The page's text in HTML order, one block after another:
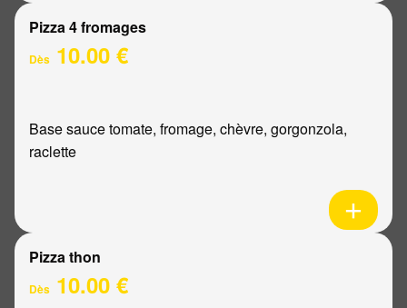
Pizza 4 fromages
Dès 10.00 €
Base sauce tomate, fromage, chèvre, gorgonzola,
raclette
Pizza thon
Dès 10.00 €